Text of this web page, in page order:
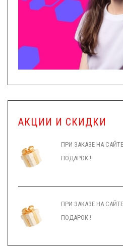
АКЦИИ И СКИДКИ
ПРИ ЗАКАЗЕ НА
ПОДАРОК !
ПРИ ЗАКАЗЕ НА
ПОДАРОК !